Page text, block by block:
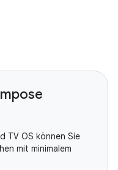
TV OS können Sie
mit minimalem